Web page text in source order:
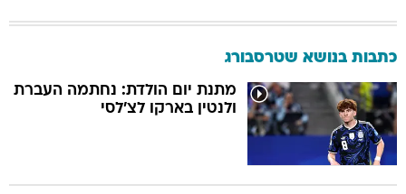
כתבות בנושא שטרסבורג
מתנת יום הולדת: נחתמה העברת
ולנטין בארקו לצ'לסי